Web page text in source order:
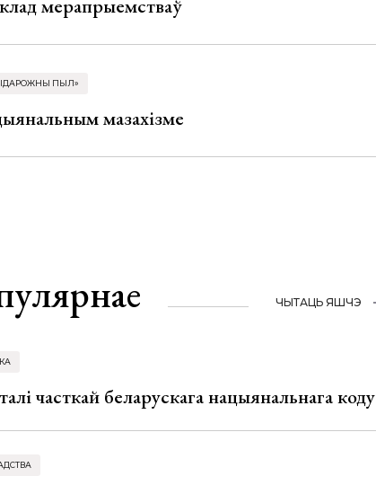
мерапрыемстваў
ПЫЛ»
мазахізме
ЧЫТАЦЬ ЯШЧЭ
часткай беларускага нацыянальнага коду